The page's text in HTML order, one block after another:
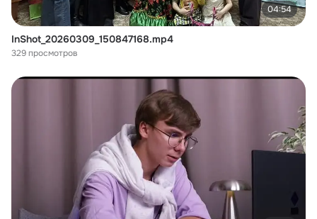
04:54
InShot_20260309_150847168.mp4
329 просмотров